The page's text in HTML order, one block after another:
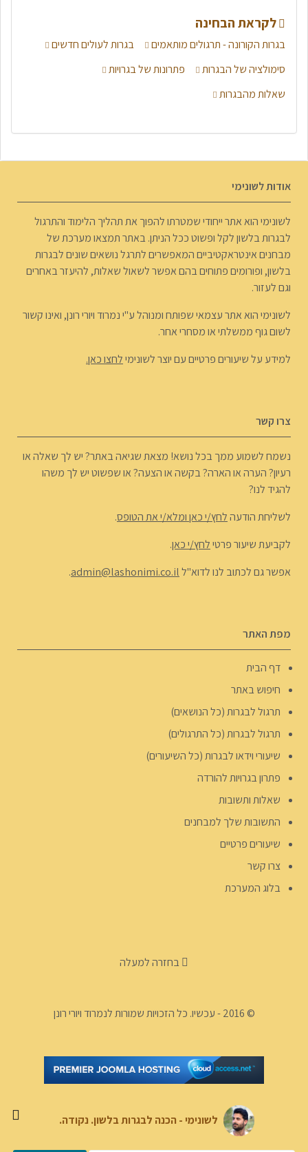
לקראת הבחינה
בגרות הקורונה - תרגולים מותאמים
בגרות לעולים חדשים
סימולציה של הבגרות
פתרונות של בגרויות
שאלות מהבגרות
אודות לשונימי
לשונימי הוא אתר ייחודי שמטרתו להפוך את תהליך הלימוד והתרגול
לבגרות בלשון לקל ופשוט ככל הניתן. באתר תמצאו מערכת של
מבחנים אינטראקטיביים המאפשרים לתרגל נושאים שונים לבגרות
בלשון, ופורומים פתוחים בהם אפשר לשאול שאלות, להיעזר באחרים
וגם לעזור.
לשונימי הוא אתר עצמאי שפותח ומנוהל ע"י נמרוד ויורי רונן, ואינו קשור
לשום גוף ממשלתי או מסחרי אחר.
למידע על שיעורים פרטיים עם יוצר לשונימילחצו כאן.
צרו קשר
נשמח לשמוע ממך בכל נושא! מצאת שגיאה באתר? יש לך שאלה או
רעיון? הערה או הארה? בקשה או הצעה? או שפשוט יש לך משהו
להגיד לנו?
לשליחת הודעהלחץ/י כאן ומלא/י את הטופס.
לקביעת שיעור פרטילחץ/י כאן.
אפשר גם לכתוב לנו לדוא"לadmin@lashonimi.co.il
.
מפת האתר
דף הבית
חיפוש באתר
תרגול לבגרות (כל הנושאים)
תרגול לבגרות (כל התרגולים)
שיעורי וידאו לבגרות (כל השיעורים)
פתרון בגרויות להורדה
שאלות ותשובות
התשובות שלך למבחנים
שיעורים פרטיים
צרו קשר
בלוג המערכת
בחזרה למעלה
© 2016 - עכשיו. כל הזכויות שמורות לנמרוד ויורי רונן
לשונימי - הכנה לבגרות בלשון. נקודה.